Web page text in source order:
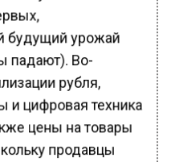
будущий урожай
падают). Во-
рубля,
и цифровая техника
цены на товары
продавцы